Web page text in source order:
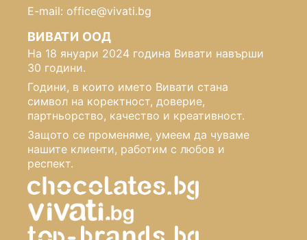
E-mail: office@vivati.bg
ВИВАТИ ООД
На 18 януари 2024 година Вивати навърши
30 години.
Години, в които името Вивати стана
символ на коректност, доверие,
партньорство, качество и креативност.
Защото се променяме, умеем да чуваме
нашите клиенти, работим с любов и
респект.